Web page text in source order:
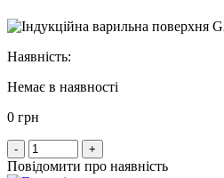
Наявність:
Немає в наявності
0 грн
- +
Повідомити про наявність